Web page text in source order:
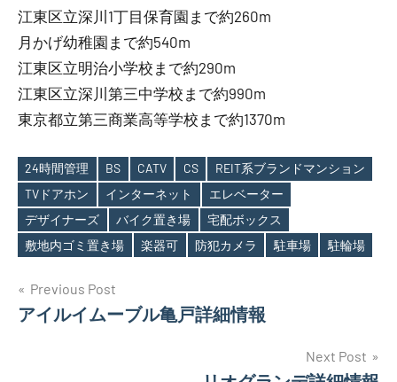
江東区立深川1丁目保育園まで約260m
月かげ幼稚園まで約540m
江東区立明治小学校まで約290m
江東区立深川第三中学校まで約990m
東京都立第三商業高等学校まで約1370m
Tags
24時間管理 BS CATV CS
REIT系ブランドマンション
TVドアホン
インターネット
エレベーター
デザイナーズ
バイク置き場
宅配ボックス
敷地内ゴミ置き場
楽器可 防犯カメラ 駐車場 駐輪場
投
稿
Previous Post
アイルイムーブル亀戸詳細情報
Next Post